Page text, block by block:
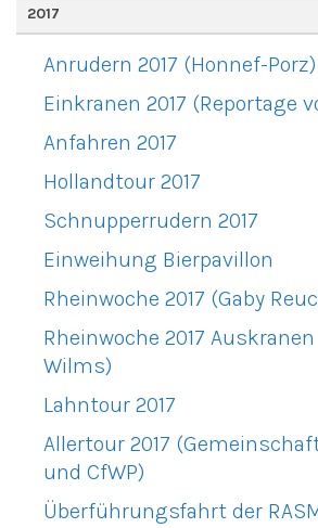
2017
Anrudern 2017 (Honnef-Porz)
Einkranen 2017 (Reportage
Anfahren 2017
Hollandtour 2017
Schnupperrudern 2017
Einweihung Bierpavillon
Rheinwoche 2017 (Gaby
Rheinwoche 2017
Wilms)
Lahntour 2017
Allertour 2017
und CfWP)
Überführungsfahrt der